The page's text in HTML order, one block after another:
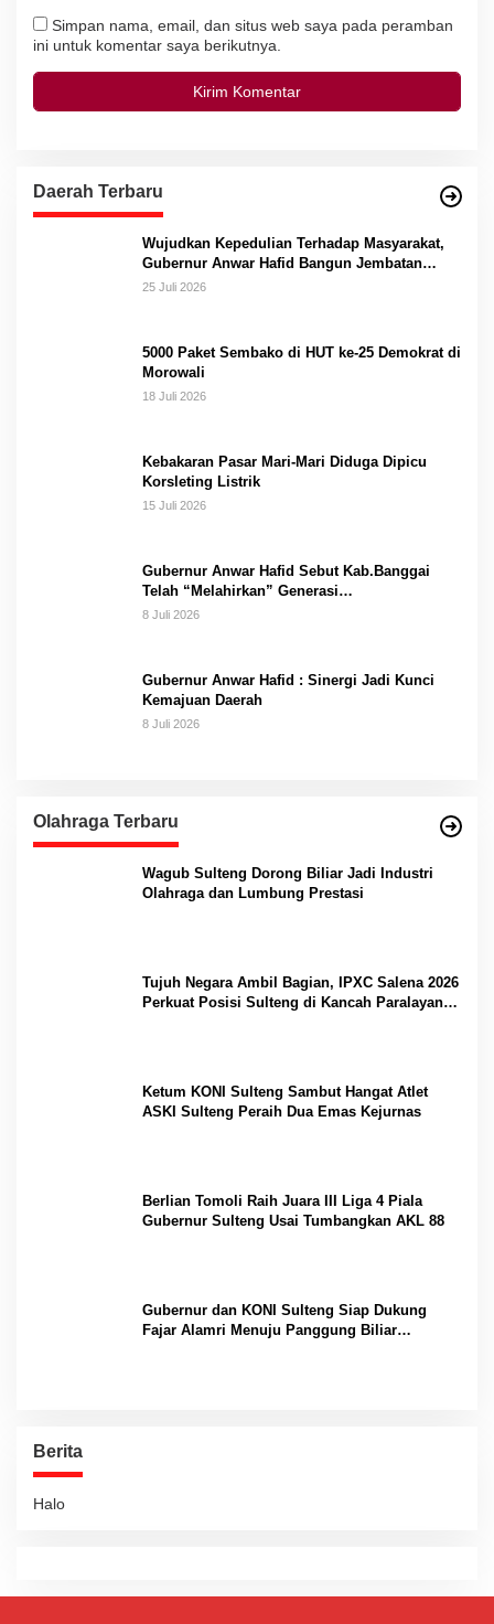
Simpan nama, email, dan situs web saya pada peramban
ini untuk komentar saya berikutnya.
Daerah Terbaru
Wujudkan Kepedulian Terhadap Masyarakat,
Gubernur Anwar Hafid Bangun Jembatan
Gantung Masungkang dengan Dana Pribadi
25 Juli 2026
5000 Paket Sembako di HUT ke-25 Demokrat di
Morowali
18 Juli 2026
Kebakaran Pasar Mari-Mari Diduga Dipicu
Korsleting Listrik
15 Juli 2026
Gubernur Anwar Hafid Sebut Kab.Banggai
Telah “Melahirkan” Generasi…
8 Juli 2026
Gubernur Anwar Hafid : Sinergi Jadi Kunci
Kemajuan Daerah
8 Juli 2026
Olahraga Terbaru
Wagub Sulteng Dorong Biliar Jadi Industri
Olahraga dan Lumbung Prestasi
Tujuh Negara Ambil Bagian, IPXC Salena 2026
Perkuat Posisi Sulteng di Kancah Paralayang
Ketum KONI Sulteng Sambut Hangat Atlet
ASKI Sulteng Peraih Dua Emas Kejurnas
Berlian Tomoli Raih Juara III Liga 4 Piala
Gubernur Sulteng Usai Tumbangkan AKL 88
Gubernur dan KONI Sulteng Siap Dukung
Fajar Alamri Menuju Panggung Biliar
Berita
Halo